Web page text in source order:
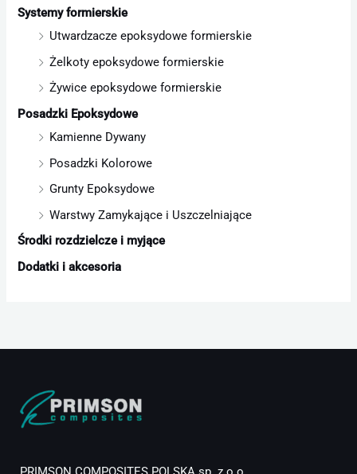
Systemy formierskie
Utwardzacze epoksydowe formierskie
Żelkoty epoksydowe formierskie
Żywice epoksydowe formierskie
Posadzki Epoksydowe
Kamienne Dywany
Posadzki Kolorowe
Grunty Epoksydowe
Warstwy Zamykające i Uszczelniające
Środki rozdzielcze i myjące
Dodatki i akcesoria